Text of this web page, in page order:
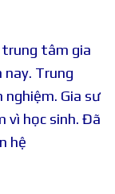
trung tâm gia
Trung
Gia sư
vì học sinh. Đã
hệ